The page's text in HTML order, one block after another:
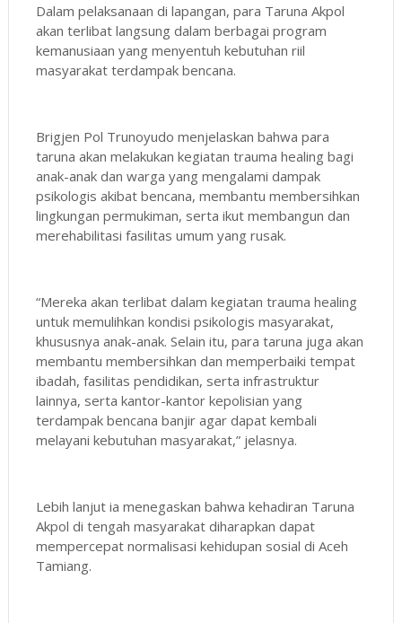
Dalam pelaksanaan di lapangan, para Taruna Akpol
akan terlibat langsung dalam berbagai program
kemanusiaan yang menyentuh kebutuhan riil
masyarakat terdampak bencana.
Brigjen Pol Trunoyudo menjelaskan bahwa para
taruna akan melakukan kegiatan trauma healing bagi
anak-anak dan warga yang mengalami dampak
psikologis akibat bencana, membantu membersihkan
lingkungan permukiman, serta ikut membangun dan
merehabilitasi fasilitas umum yang rusak.
“Mereka akan terlibat dalam kegiatan trauma healing
untuk memulihkan kondisi psikologis masyarakat,
khususnya anak-anak. Selain itu, para taruna juga akan
membantu membersihkan dan memperbaiki tempat
ibadah, fasilitas pendidikan, serta infrastruktur
lainnya, serta kantor-kantor kepolisian yang
terdampak bencana banjir agar dapat kembali
melayani kebutuhan masyarakat,” jelasnya.
Lebih lanjut ia menegaskan bahwa kehadiran Taruna
Akpol di tengah masyarakat diharapkan dapat
mempercepat normalisasi kehidupan sosial di Aceh
Tamiang.